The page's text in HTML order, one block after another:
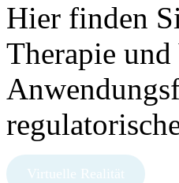
Hier finden
Therapie
Virtuelle Realität